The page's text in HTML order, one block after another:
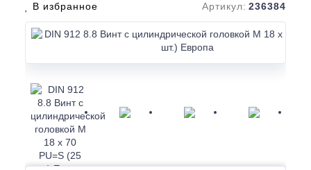
В избранное Артикул: 236384